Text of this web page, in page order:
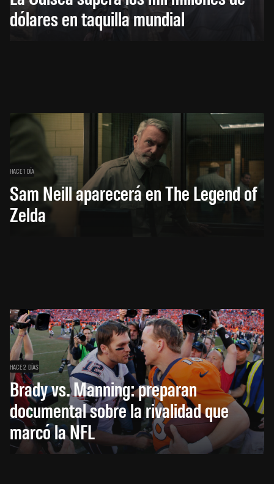
dólares en taquilla mundial
HACE 1 DÍA
Sam Neill aparecerá en The Legend of
Zelda
HACE 2 DÍAS
Brady vs. Manning: preparan
documental sobre la rivalidad que
marcó la NFL